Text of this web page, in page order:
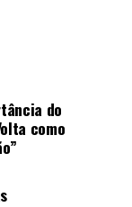
do
como